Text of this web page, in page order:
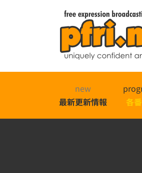
new
最新更新情報
各